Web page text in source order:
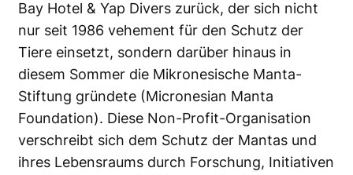
Bay Hotel & Yap Divers zurück, der sich nicht
nur seit 1986 vehement für den Schutz der
Tiere einsetzt, sondern darüber hinaus in
diesem Sommer die Mikronesische Manta-
Stiftung gründete (Micronesian Manta
Foundation). Diese Non-Profit-Organisation
verschreibt sich dem Schutz der Mantas und
ihres Lebensraums durch Forschung, Initiativen